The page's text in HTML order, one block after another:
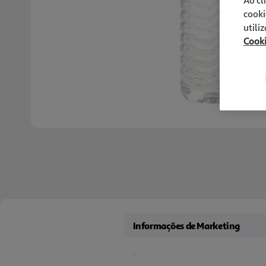
Informações de Marketing
.